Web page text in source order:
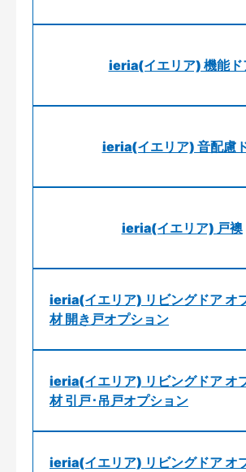
ieria(イエリア) 機能ド
ieria(イエリア) 音配慮
ieria(イエリア) 戸襖
ieria(イエリア) リビングドア オ
材 開き戸オプション
ieria(イエリア) リビングドア オ
材 引戸･吊戸オプション
ieria(イエリア) リビングドア オ